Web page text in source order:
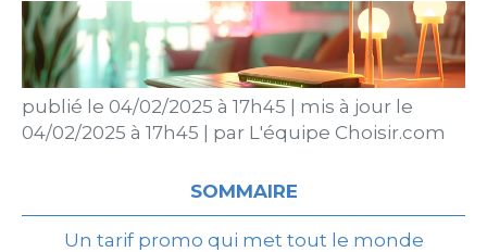
publié le 04/02/2025 à 17h45
mis à jour le
04/02/2025 à 17h45
par L'équipe Choisir.com
SOMMAIRE
Un tarif promo qui met tout le monde